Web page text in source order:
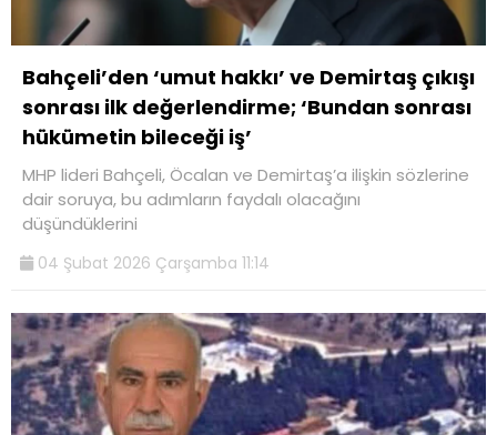
Bahçeli’den ‘umut hakkı’ ve Demirtaş çıkışı
sonrası ilk değerlendirme; ‘Bundan sonrası
hükümetin bileceği iş’
MHP lideri Bahçeli, Öcalan ve Demirtaş’a ilişkin sözlerine
dair soruya, bu adımların faydalı olacağını
düşündüklerini
04 Şubat 2026 Çarşamba 11:14